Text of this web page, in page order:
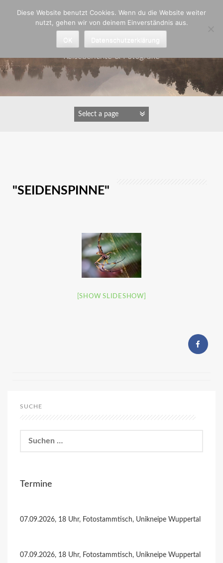
Astrid Padberg
Reiseberichte & Fotografie
"SEIDENSPINNE"
[SHOW SLIDESHOW]
SUCHE
nach:
Termine
07.09.2026, 18 Uhr, Fotostammtisch, Unikneipe Wuppertal
07.09.2026, 18 Uhr, Fotostammtisch, Unikneipe Wuppertal
Diese Website benutzt Cookies. Wenn du die Website weiter
nutzt, gehen wir von deinem Einverständnis aus.